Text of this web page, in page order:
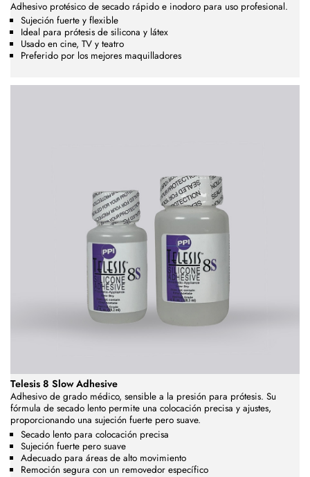
Adhesivo protésico de secado rápido e inodoro para uso profesional.
Sujeción fuerte y flexible
Ideal para prótesis de silicona y látex
Usado en cine, TV y teatro
Preferido por los mejores maquilladores
Telesis 8 Slow Adhesive
Adhesivo de grado médico, sensible a la presión para prótesis. Su
fórmula de secado lento permite una colocación precisa y ajustes,
proporcionando una sujeción fuerte pero suave.
Secado lento para colocación precisa
Sujeción fuerte pero suave
Adecuado para áreas de alto movimiento
Remoción segura con un removedor específico